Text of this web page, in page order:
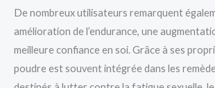
De nombreux utilisateurs remarquent
amélioration de l’endurance, une
meilleure confiance en soi. Grâce à ses
poudre est souvent intégrée dans les